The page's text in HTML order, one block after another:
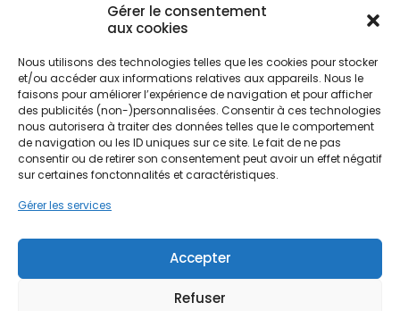
Gérer le consentement
aux cookies
Nous utilisons des technologies telles que les cookies pour stocker
et/ou accéder aux informations relatives aux appareils. Nous le
faisons pour améliorer l’expérience de navigation et pour afficher
des publicités (non-)personnalisées. Consentir à ces technologies
nous autorisera à traiter des données telles que le comportement
de navigation ou les ID uniques sur ce site. Le fait de ne pas
consentir ou de retirer son consentement peut avoir un effet négatif
sur certaines fonctonnalités et caractéristiques.
Gérer les services
Accepter
Refuser
La demande pour des solutions
d'autoconsommation explose à Angers et ses
alentours. Les habitants cherchent activement à
sécuriser leur budget face à la volatilité des prix de
l'électricité. L'installation de panneaux solaires
n'est plus une simple option écologique, mais un
investissement économique rationnel. Que ce soit
pour une maison individuelle à Saint-Serge ou un
pavillon aux Hauts-de-Saint-Aubin, le potentiel de
particuliers dans cette démarche, en tenant
compte des spécificités architecturales de
l'agglomération angevine.
Ne passez pas à côté de vos
aides !
Faites vite, les budgets
MaPrimeRénov' sont annuels et
limités. Les dossiers sont traités
Contactez-nous maintenant
pour maximiser vos aides !